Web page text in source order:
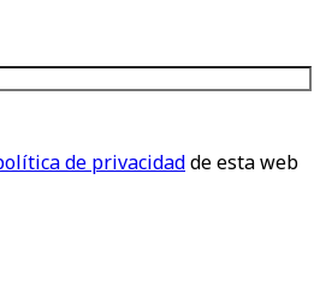
de privacidadde esta web